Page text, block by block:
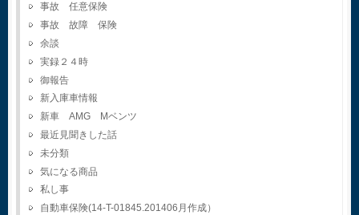
事故 任意保険
事故 故障 保険
余談
実録２４時
御報告
新入庫車情報
新車 AMG Mベンツ
最近見聞きした話
未分類
気になる商品
私し事
自動車保険(14-T-01845.201406月作成）